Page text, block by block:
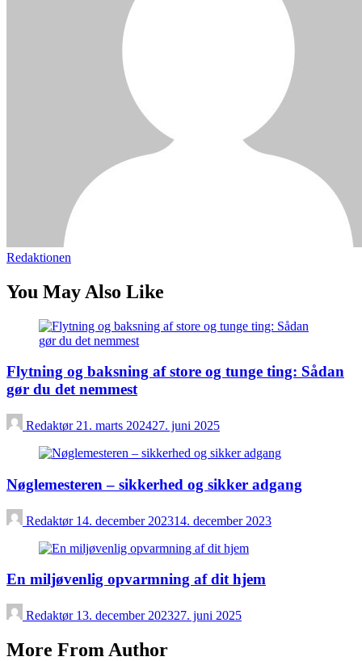
Redaktionen
You May Also Like
Flytning og baksning af store og tunge ting: Sådan
gør du det nemmest
Redaktør 21. marts 202427. juni 2025
Nøglemesteren – sikkerhed og sikker adgang
Redaktør 14. december 202314. december 2023
En miljøvenlig opvarmning af dit hjem
Redaktør 13. december 202327. juni 2025
More From Author